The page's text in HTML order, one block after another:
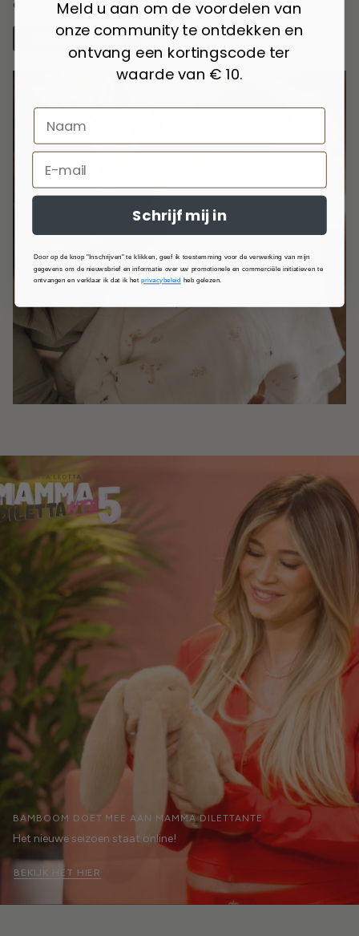
elk seizoen.
ONZE WAARDEN
BAMBOOM DOET MEE AAN MAMMA DILETTANTE
Het nieuwe seizoen staat online!
BEKIJK HET HIER
Meld u aan om de voordelen van
onze community te ontdekken en
ontvang een kortingscode ter
waarde van € 10.
Schrijf mij in
Door op de knop "Inschrijven" te klikken, geef ik toestemming voor de verwerking van mijn
gegevens om de nieuwsbrief en informatie over uw promotionele en commerciële initiatieven te
ontvangen en verklaar ik dat ik hetprivacybeleid heb gelezen.